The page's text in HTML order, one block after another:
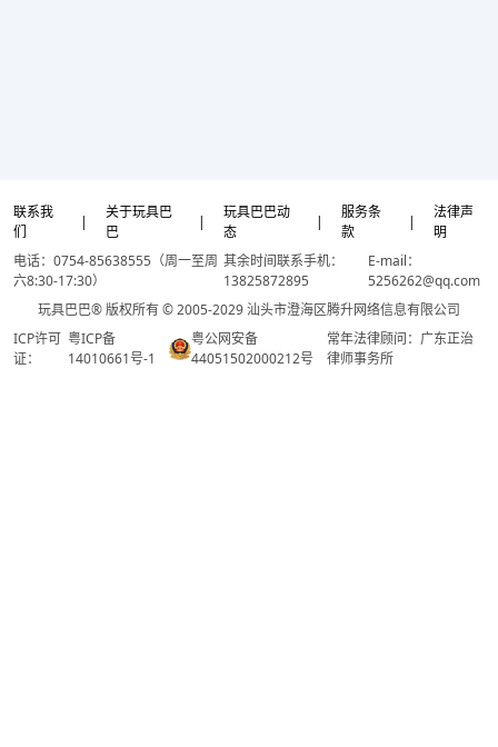
联系我
们
|
关于玩具巴
巴
|
玩具巴巴动
态
|
服务条
款
|
法律声
明
电话：0754-85638555（周一至周
六8:30-17:30）
其余时间联系手机：
13825872895
E-mail：
5256262@qq.com
玩具巴巴® 版权所有 © 2005-2029 汕头市澄海区腾升网络信息有限公司
ICP许可
证：
粤ICP备
14010661号-1
粤公网安备
44051502000212号
常年法律顾问：广东正治
律师事务所